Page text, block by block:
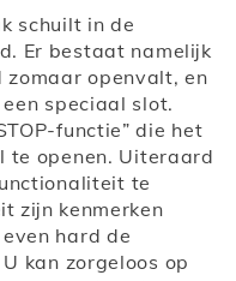
schuilt in de
Er bestaat namelijk
zomaar openvalt, en
speciaal slot.
functie” die het
te openen. Uiteraard
te
zijn kenmerken
hard de
kan zorgeloos op